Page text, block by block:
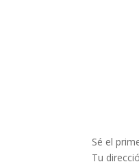
Sé el
Tu